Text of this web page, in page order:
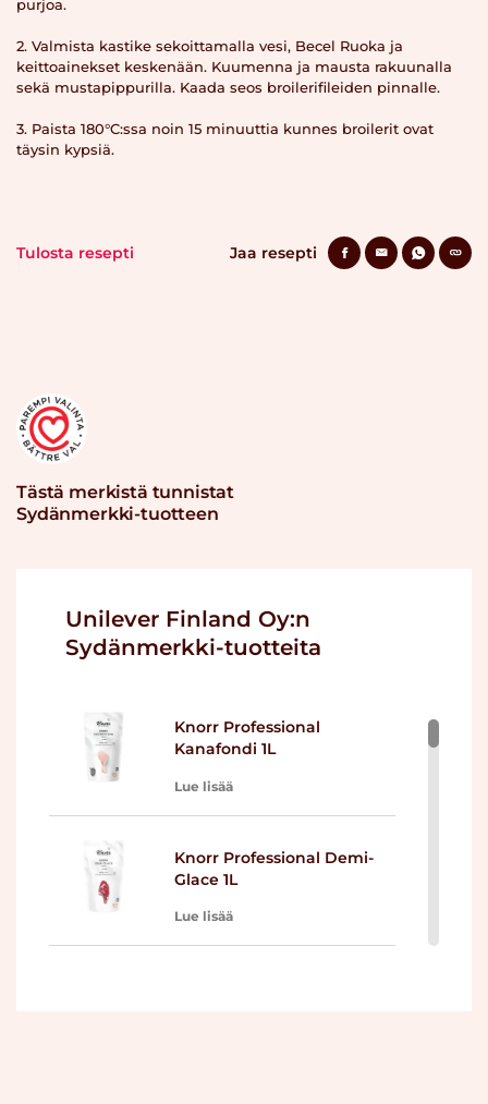
purjoa.
2. Valmista kastike sekoittamalla vesi, Becel Ruoka ja
keittoainekset keskenään. Kuumenna ja mausta rakuunalla
sekä mustapippurilla. Kaada seos broilerifileiden pinnalle.
3. Paista 180°C:ssa noin 15 minuuttia kunnes broilerit ovat
täysin kypsiä.
Tulosta resepti Jaa resepti
Tästä merkistä tunnistat
Sydänmerkki-tuotteen
Unilever Finland Oy:n
Sydänmerkki-tuotteita
Knorr Professional
Kanafondi 1L
Lue lisää
Knorr Professional Demi-
Glace 1L
Lue lisää